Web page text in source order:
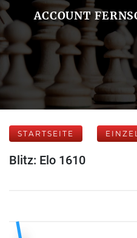
ACCOUNT
STARTSEITE
Blitz: Elo 1610